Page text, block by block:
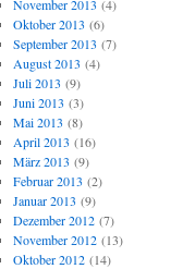
November 2013 (4)
Oktober 2013 (6)
September 2013 (7)
August 2013 (4)
Juli 2013 (9)
Juni 2013 (3)
Mai 2013 (8)
April 2013 (16)
März 2013 (9)
Februar 2013 (2)
Januar 2013 (9)
Dezember 2012(7)
November 2012(13)
Oktober 2012(14)